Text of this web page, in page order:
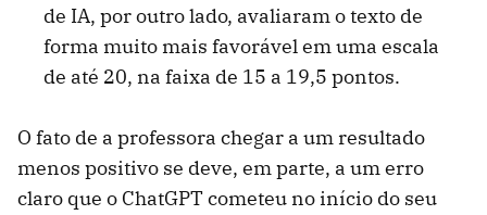
de IA, por outro lado, avaliaram o texto de
forma muito mais favorável em uma escala
de até 20, na faixa de 15 a 19,5 pontos.
O fato de a professora chegar a um resultado
menos positivo se deve, em parte, a um erro
claro que o ChatGPT cometeu no início do seu